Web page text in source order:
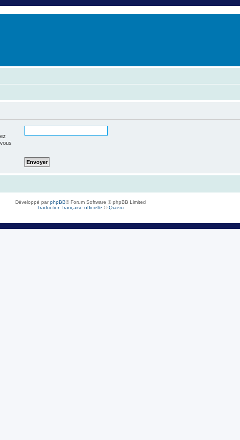
Développé parphpBB® Forum Software © phpBB Limited
Traduction française officielle ©Qiaeru